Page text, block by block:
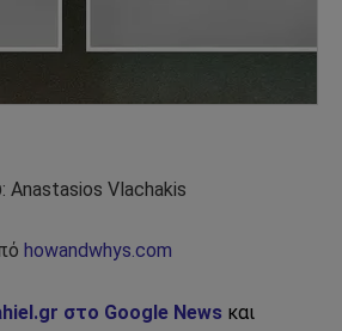
Vlachakis
howandwhys.com
στο Google News και